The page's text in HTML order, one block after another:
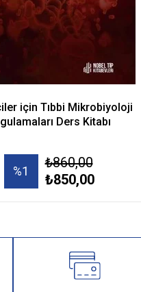
için Tıbbi Mikrobiyoloji
Ders Kitabı
%1
₺860,00
₺850,00